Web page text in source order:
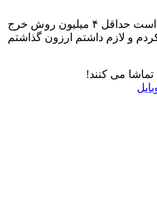
اکانت خیلی خوبی است حداقل ۴ میلیون روش خرج
و لازم داشتم ارزون گذاشتم
می کنند!